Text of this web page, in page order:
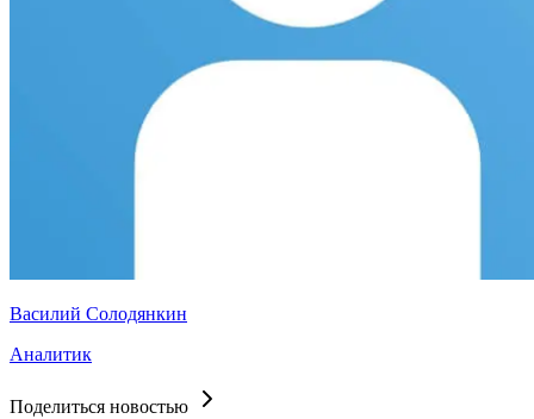
Василий Солодянкин
Аналитик
Поделиться новостью